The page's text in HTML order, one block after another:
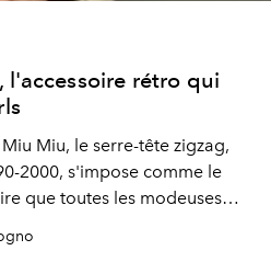
l'accessoire rétro qui
Miu, le serre-tête zigzag,
2000, s'impose comme le
que toutes les modeuses